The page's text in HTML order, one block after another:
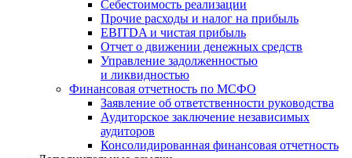
Себестоимость реализации
Прочие расходы и налог на прибыль
EBITDA и чистая прибыль
Отчет о движении денежных средств
Управление задолженностью
и ликвидностью
Финансовая отчетность по МСФО
Заявление об ответственности руководства
Аудиторское заключение независимых
аудиторов
Консолидированная финансовая отчетность